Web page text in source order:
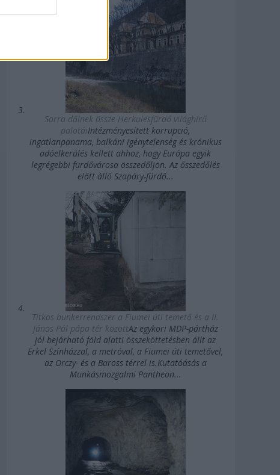
Sorra dőlnek össze Herkulesfürdő világhírű
palotáiIntézményesített korrupció,
ingatlanpanama, balkáni igénytelenség és krónikus
adóelkerülés kellett ahhoz, hogy Európa egyik
legrégebbi fürdővárosa összedőljön. Az ősszedőlés
előtt álló Szapáry-fürdő...
Titkos bunkerrendszer a Fiumei úti temető és a II.
János Pál pápa tér közöttAz egykori MDP-pártház
jól bejárható föld alatti összeköttetésben állt az
Erkel Színházzal, a metróval, a Fiumei úti temetővel,
az Orczy- és a Baross térrel is.Kutatóásás a
Munkásmozgalmi Pantheon...